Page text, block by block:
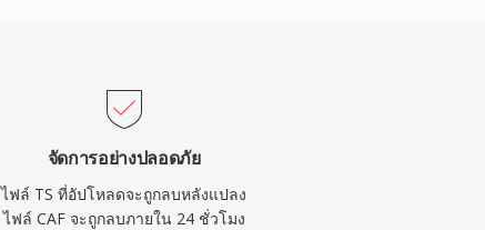
จัดการอย่างปลอดภัย
ไฟล์ TS ที่อัปโหลดจะถูกลบหลังแปลง
ไฟล์ CAF จะถูกลบภายใน 24 ชั่วโมง